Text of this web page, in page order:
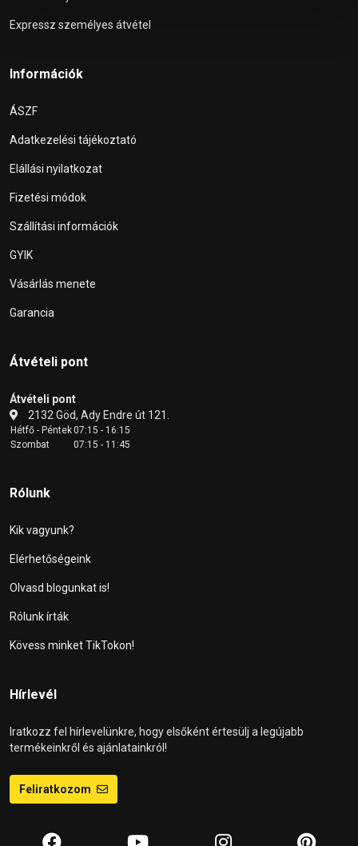
Expressz személyes átvétel
Információk
ÁSZF
Adatkezelési tájékoztató
Elállási nyilatkozat
Fizetési módok
Szállítási információk
GYIK
Vásárlás menete
Garancia
Átvételi pont
Átvételi pont
2132 Göd, Ady Endre út 121.
Hétfő - Péntek07:15 - 16:15
Szombat
07:15 - 11:45
Rólunk
Kik vagyunk?
Elérhetőségeink
Olvasd blogunkat is!
Rólunk írták
Kövess minket TikTokon!
Hírlevél
Iratkozz fel hírlevelünkre, hogy elsőként értesülj a legújabb
termékeinkről és ajánlatainkról!
Feliratkozom